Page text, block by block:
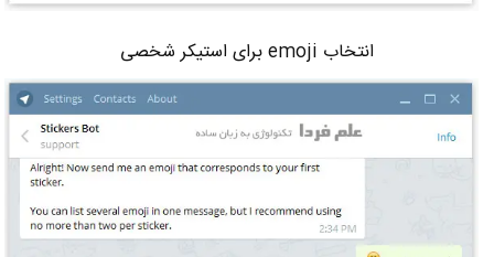
انتخاب emoji برای استیکر شخصی